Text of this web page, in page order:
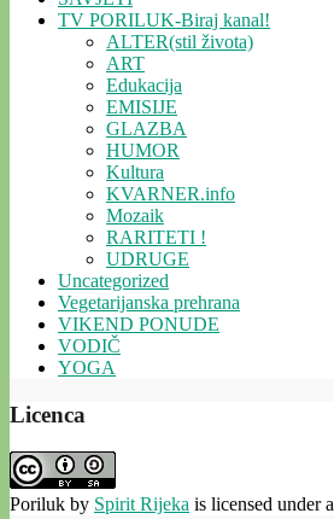
TV PORILUK-Biraj kanal!
ALTER(stil života)
ART
Edukacija
EMISIJE
GLAZBA
HUMOR
Kultura
KVARNER.info
Mozaik
RARITETI !
UDRUGE
Uncategorized
Vegetarijanska prehrana
VIKEND PONUDE
VODIČ
YOGA
Licenca
Poriluk by Spirit Rijeka is licensed under a